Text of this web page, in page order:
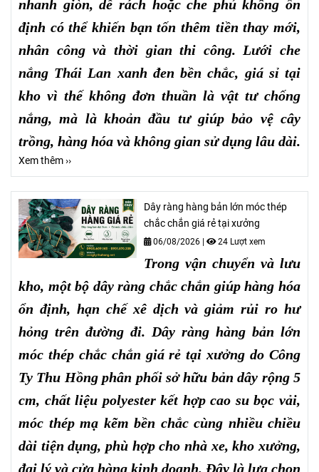
nhanh giòn, dễ rách hoặc che phủ không ổn
định có thể khiến bạn tốn thêm tiền thay mới,
nhân công và thời gian thi công. Lưới che
nắng Thái Lan xanh đen bền chắc, giá sỉ tại
kho vì thế không đơn thuần là vật tư chống
nắng, mà là khoản đầu tư giúp bảo vệ cây
trồng, hàng hóa và không gian sử dụng lâu dài.
Xem thêm ››
Dây ràng hàng bản lớn móc thép
chắc chắn giá rẻ tại xưởng
06/08/2026 | 24 Lượt xem
Trong vận chuyển và lưu
kho, một bộ dây ràng chắc chắn giúp hàng hóa
ổn định, hạn chế xê dịch và giảm rủi ro hư
hỏng trên đường đi. Dây ràng hàng bản lớn
móc thép chắc chắn giá rẻ tại xưởng do Công
Ty Thu Hồng phân phối sở hữu bản dây rộng 5
cm, chất liệu polyester kết hợp cao su bọc vải,
móc thép mạ kẽm bền chắc cùng nhiều chiều
dài tiện dụng, phù hợp cho nhà xe, kho xưởng,
đại lý và cửa hàng kinh doanh. Đây là lựa chọn